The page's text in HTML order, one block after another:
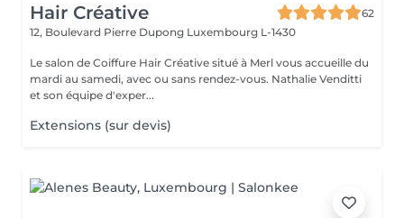
Hair Créative
62
12, Boulevard Pierre Dupong Luxembourg L-1430
Le salon de Coiffure Hair Créative situé à Merl vous accueille du
mardi au samedi, avec ou sans rendez-vous. Nathalie Venditti
et son équipe d'exper...
Extensions (sur devis)